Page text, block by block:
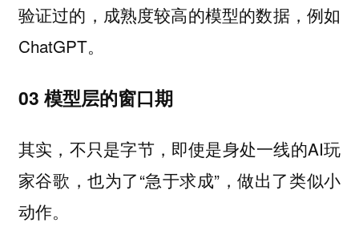
验证过的，成熟度较高的模型的数据，例如
ChatGPT。
03 模型层的窗口期
其实，不只是字节，即使是身处一线的AI玩
家谷歌，也为了“急于求成”，做出了类似小
动作。